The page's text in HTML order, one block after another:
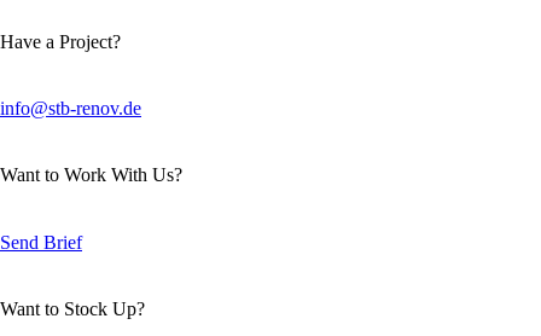
Have a Project?
info@stb-renov.de
Want to Work With Us?
Send Brief
Want to Stock Up?